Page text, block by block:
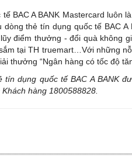
BAC A BANK Mastercard luôn
thẻ tín dụng quốc tế BAC
điểm thưởng - đổi quà không
tại TH truemart…Với những
thưởng “Ngân hàng có tốc độ
dụng quốc tế BAC A BANK
hàng 1800588828.